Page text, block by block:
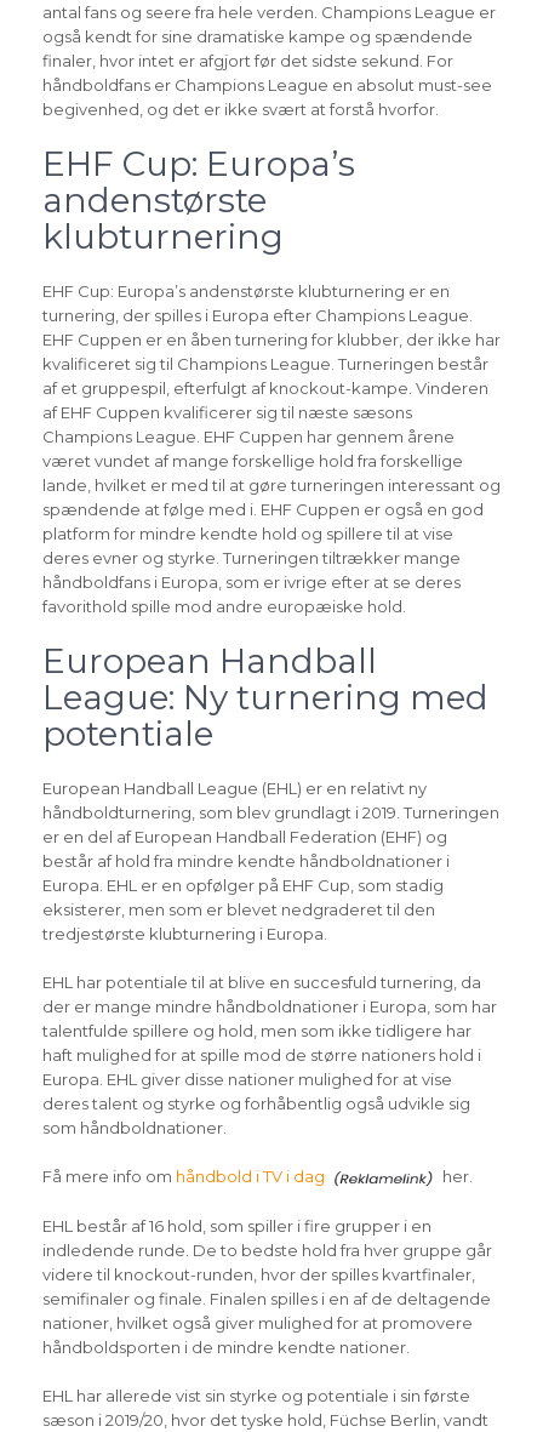
antal fans og seere fra hele verden. Champions League er
også kendt for sine dramatiske kampe og spændende
finaler, hvor intet er afgjort før det sidste sekund. For
håndboldfans er Champions League en absolut must-see
begivenhed, og det er ikke svært at forstå hvorfor.
EHF Cup: Europa’s
andenstørste
klubturnering
EHF Cup: Europa’s andenstørste klubturnering er en
turnering, der spilles i Europa efter Champions League.
EHF Cuppen er en åben turnering for klubber, der ikke har
kvalificeret sig til Champions League. Turneringen består
af et gruppespil, efterfulgt af knockout-kampe. Vinderen
af EHF Cuppen kvalificerer sig til næste sæsons
Champions League. EHF Cuppen har gennem årene
været vundet af mange forskellige hold fra forskellige
lande, hvilket er med til at gøre turneringen interessant og
spændende at følge med i. EHF Cuppen er også en god
platform for mindre kendte hold og spillere til at vise
deres evner og styrke. Turneringen tiltrækker mange
håndboldfans i Europa, som er ivrige efter at se deres
favorithold spille mod andre europæiske hold.
European Handball
League: Ny turnering med
potentiale
European Handball League (EHL) er en relativt ny
håndboldturnering, som blev grundlagt i 2019. Turneringen
er en del af European Handball Federation (EHF) og
består af hold fra mindre kendte håndboldnationer i
Europa. EHL er en opfølger på EHF Cup, som stadig
eksisterer, men som er blevet nedgraderet til den
tredjestørste klubturnering i Europa.
EHL har potentiale til at blive en succesfuld turnering, da
der er mange mindre håndboldnationer i Europa, som har
talentfulde spillere og hold, men som ikke tidligere har
haft mulighed for at spille mod de større nationers hold i
Europa. EHL giver disse nationer mulighed for at vise
deres talent og styrke og forhåbentlig også udvikle sig
som håndboldnationer.
Få mere info om håndbold i TV i dag her.
EHL består af 16 hold, som spiller i fire grupper i en
indledende runde. De to bedste hold fra hver gruppe går
videre til knockout-runden, hvor der spilles kvartfinaler,
semifinaler og finale. Finalen spilles i en af de deltagende
nationer, hvilket også giver mulighed for at promovere
håndboldsporten i de mindre kendte nationer.
EHL har allerede vist sin styrke og potentiale i sin første
sæson i 2019/20, hvor det tyske hold, Füchse Berlin, vandt